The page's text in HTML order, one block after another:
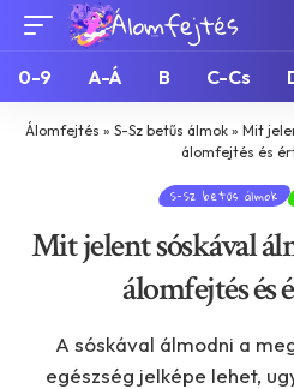
0-9 A-Á B C-Cs
Álomfejtés » S-Sz betűs álmok» Mit
álomfejtés és
S-Sz betűs álmok
Mit jelent sóskával
álomfejtés és
A sóskával álmodni a
egészség jelképe lehet,